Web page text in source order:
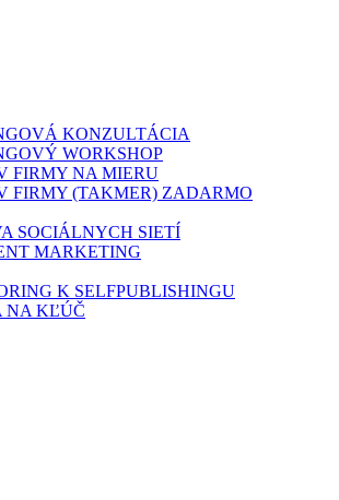
KONZULTÁCIA
WORKSHOP
FIRMY NA MIERU
FIRMY (TAKMER) ZADARMO
SOCIÁLNYCH SIETÍ
MARKETING
K SELFPUBLISHINGU
NA KĽÚČ